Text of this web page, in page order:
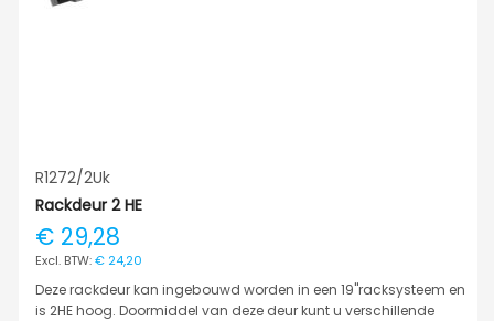
R1272/2Uk
Rackdeur 2 HE
€ 29,28
€ 24,20
Deze rackdeur kan ingebouwd worden in een 19"racksysteem en
is 2HE hoog. Doormiddel van deze deur kunt u verschillende